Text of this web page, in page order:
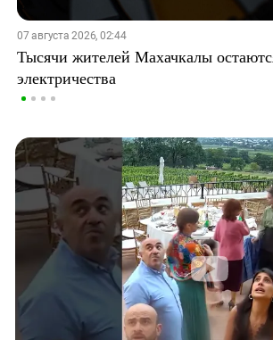
07 августа 2026, 02:44
Тысячи жителей Махачкалы
электричества